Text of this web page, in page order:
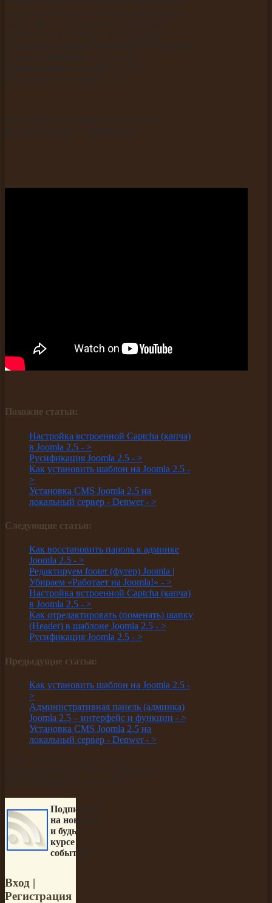
Похожие статьи:
Настройка встроенной Captcha (капча)
в Joomla 2.5 - >
Русификация Joomla 2.5 - >
Как установить шаблон на Joomla 2.5 -
>
Установка CMS Joomla 2.5 на
локальный сервер - Denwer - >
Следующие статьи:
Как восстановить пароль к админке
Joomla 2.5 - >
Редактируем footer (футер) Joomla |
Убираем «Работает на Joomla!» - >
Настройка встроенной Captcha (капча)
в Joomla 2.5 - >
Как отредактировать (поменять) шапку
(Header) в шаблоне Joomla 2.5 - >
Русификация Joomla 2.5 - >
Предыдущие статьи:
Как установить шаблон на Joomla 2.5 -
>
Административная панель (админка)
Joomla 2.5 – интерфейс и функции - >
Установка CMS Joomla 2.5 на
локальный сервер - Denwer - >
Подпишись
на новости
и будь в
курсе
событий
Вход |
Регистрация